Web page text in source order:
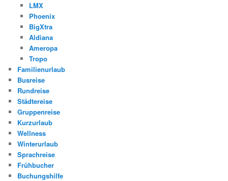
LMX
Phoenix
BigXtra
Aldiana
Ameropa
Tropo
Familienurlaub
Busreise
Rundreise
Städtereise
Gruppenreise
Kurzurlaub
Wellness
Winterurlaub
Sprachreise
Frühbucher
Buchungshilfe